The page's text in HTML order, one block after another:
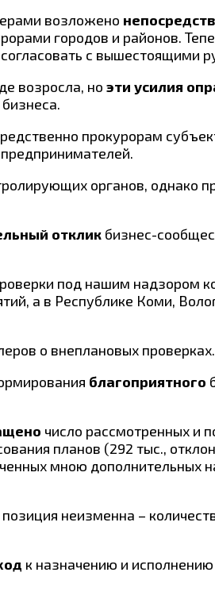
возложено
городов и районов.
с вышестоящими
возросла, но эти усилия
прокурорам
органов, однако
отклик бизнес-
под нашим надзором
а в Республике Коми,
о внеплановых проверках.
благоприятного
число рассмотренных и
планов (292 тыс.,
мною дополнительных
неизменна –
к назначению и